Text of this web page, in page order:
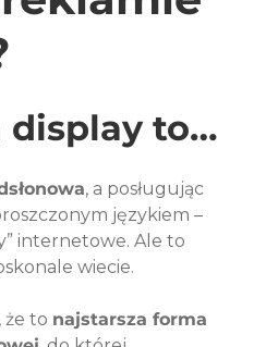
display to…
, a posługując
językiem –
internetowe. Ale to
wiecie.
że to najstarsza forma